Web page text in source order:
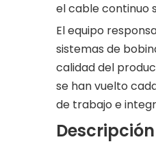
el cable continuo
El equipo
sistemas de
calidad del
se han vuelto
de trabajo e